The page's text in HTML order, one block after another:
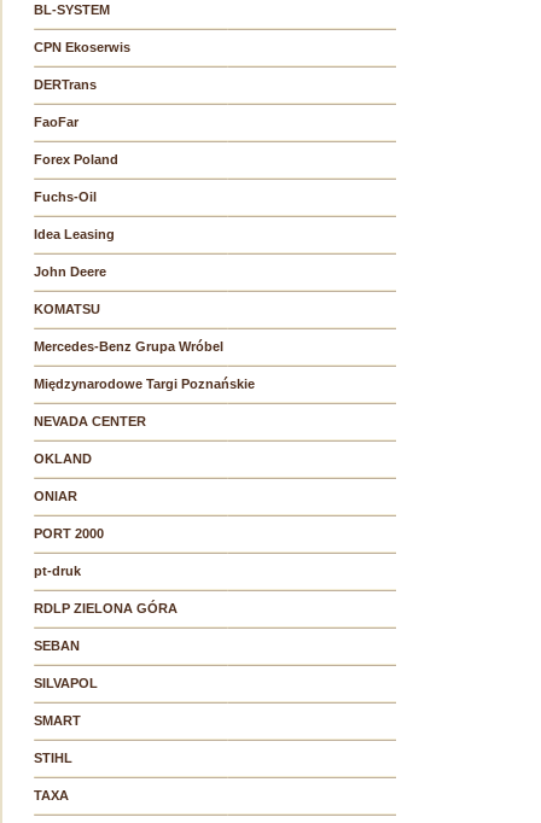
BL-SYSTEM
CPN Ekoserwis
DERTrans
FaoFar
Forex Poland
Fuchs-Oil
Idea Leasing
John Deere
KOMATSU
Mercedes-Benz Grupa Wróbel
Międzynarodowe Targi Poznańskie
NEVADA CENTER
OKLAND
ONIAR
PORT 2000
pt-druk
RDLP ZIELONA GÓRA
SEBAN
SILVAPOL
SMART
STIHL
TAXA